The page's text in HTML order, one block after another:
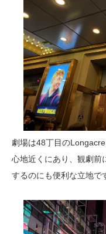
劇場は48丁目の
心地近くにあり、観劇前
するのにも便利な立地